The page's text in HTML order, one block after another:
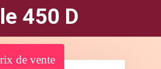
450 D
de vente